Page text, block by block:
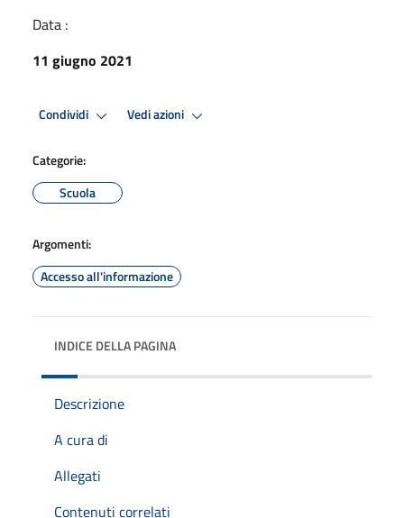
Data :
11 giugno 2021
Condividi Vedi azioni
Categorie:
Scuola
Argomenti:
Accesso all'informazione
INDICE DELLA PAGINA
Descrizione
A cura di
Allegati
Contenuti correlati